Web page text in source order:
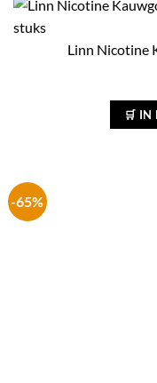
Linn Nicotine
🛒 IN
-65%